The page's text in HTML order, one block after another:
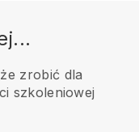
zrobić dla
szkoleniowej